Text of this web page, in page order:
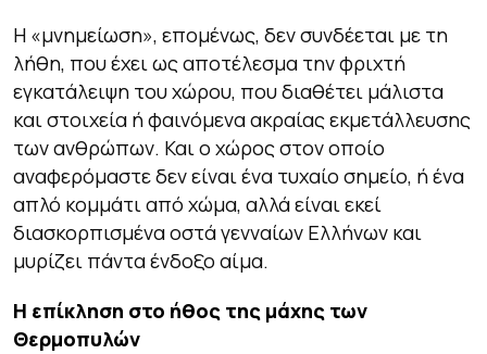
Η «μνημείωση», επομένως, δεν συνδέεται με τη
λήθη, που έχει ως αποτέλεσμα την φριχτή
εγκατάλειψη του χώρου, που διαθέτει μάλιστα
και στοιχεία ή φαινόμενα ακραίας εκμετάλλευσης
των ανθρώπων. Και ο χώρος στον οποίο
αναφερόμαστε δεν είναι ένα τυχαίο σημείο, ή ένα
απλό κομμάτι από χώμα, αλλά είναι εκεί
διασκορπισμένα οστά γενναίων Ελλήνων και
μυρίζει πάντα ένδοξο αίμα.
Η επίκληση στο ήθος της μάχης των
Θερμοπυλών